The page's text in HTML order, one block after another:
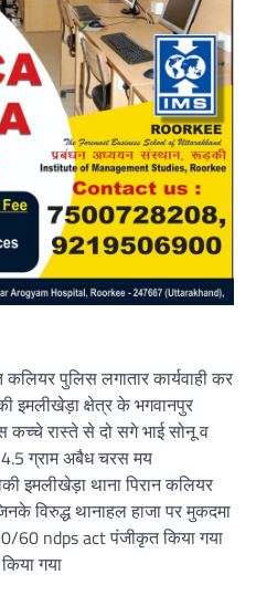
पुलिस लगातार कार्यवाही कर
इमलीखेड़ा क्षेत्र के भगवानपुर
कच्चे रास्ते से दो सगे भाई सोनू व
ग्राम अबैध चरस मय
इमलीखेड़ा थाना पिरान कलियर
विरुद्ध थानाहल हाजा पर मुकदमा
60 ndps act पंजीकृत किया गया
गया